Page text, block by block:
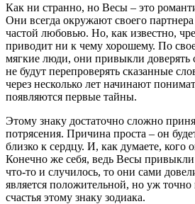
Как ни странно, но Весы – это
Они всегда окружают своего
частой любовью. Но, как известно,
приводит ни к чему хорошему. По
мягкие люди, они привыкли доверять
не будут перепроверять сказанные
через несколько лет начинают
появляются первые тайны.
Этому знаку достаточно сложно
потрясения. Причина проста – он
близко к сердцу. И, как думаете, кого
Конечно же себя, ведь Весы
что-то и случилось, то они сами
является положительной, но уж
счастья этому знаку зодиака.